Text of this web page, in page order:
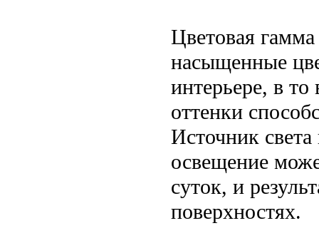
Цветовая
насыщенные
интерьере, в
оттенки
Источник
освещение
суток, и
поверхностях.